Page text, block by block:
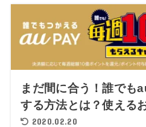
まだ間に合う！誰でも
する方法とは？使える
2020.02.20